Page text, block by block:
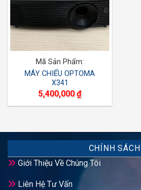
Mã Sản Phẩm:
MÁY CHIẾU OPTOMA
X341
5,400,000₫
CHÍNH SÁCH
Giới Thiệu Về Chúng Tôi
Liên Hệ Tư Vấn